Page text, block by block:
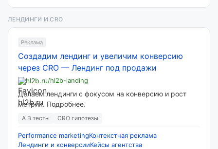
ЛЕНДИНГИ И CRO
Реклама
Создадим лендинг и увеличим конверсию
через CRO — Лендинг под продажи
hl2b.ru/hl2b-landing
Делаем лендинги с фокусом на конверсию и рост
метрик. Подробнее.
A B тесты CRO гипотезы
Performance marketingКонтекстная реклама
Лендинги и конверсииКейсы агентства